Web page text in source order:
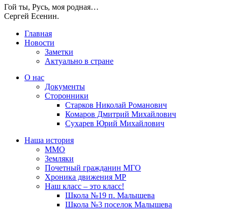
Гой ты, Русь, моя родная…
Сергей Есенин.
Главная
Новости
Заметки
Актуально в стране
О нас
Документы
Сторонники
Старков Николай Романович
Комаров Дмитрий Михайлович
Сухарев Юрий Михайлович
Наша история
ММО
Земляки
Почетный гражданин МГО
Хроника движения МР
Наш класс – это класс!
Школа №19 п. Малышева
Школа №3 поселок Малышева